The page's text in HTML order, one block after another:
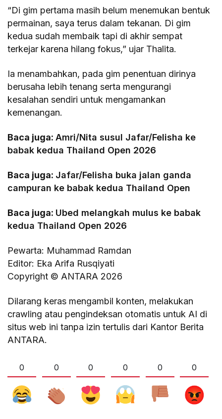
“Di gim pertama masih belum menemukan bentuk
permainan, saya terus dalam tekanan. Di gim
kedua sudah membaik tapi di akhir sempat
terkejar karena hilang fokus,” ujar Thalita.
Ia menambahkan, pada gim penentuan dirinya
berusaha lebih tenang serta mengurangi
kesalahan sendiri untuk mengamankan
kemenangan.
Baca juga:Amri/Nita susul Jafar/Felisha ke
babak kedua Thailand Open 2026
Baca juga: Jafar/Felisha buka jalan ganda
campuran ke babak kedua Thailand Open
Baca juga: Ubed melangkah mulus ke babak
kedua Thailand Open 2026
Pewarta: Muhammad Ramdan
Editor: Eka Arifa Rusqiyati
Copyright © ANTARA 2026
Dilarang keras mengambil konten, melakukan
crawling atau pengindeksan otomatis untuk AI di
situs web ini tanpa izin tertulis dari Kantor Berita
ANTARA.
0 0 0 0 0 0